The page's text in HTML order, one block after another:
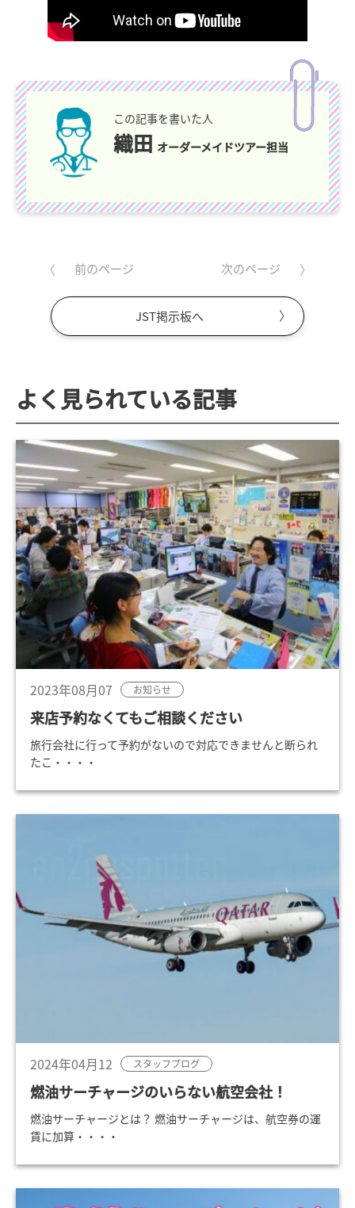
この記事を書いた人
織田 オーダーメイドツアー担当
前のページ
JST掲示板へ
次のページ
よく見られている記事
2023年08月07 お知らせ
来店予約なくてもご相談ください
旅行会社に行って予約がないので対応できませんと断られ
たこ・・・・
2024年04月12 スタッフブログ
燃油サーチャージのいらない航空会社！
燃油サーチャージとは？ 燃油サーチャージは、航空券の運
賃に加算・・・・